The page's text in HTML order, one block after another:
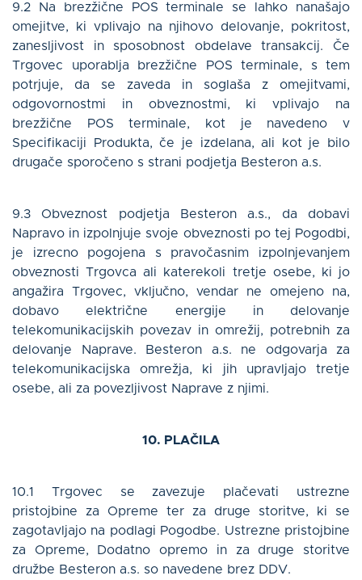
9.2 Na brezžične POS terminale se lahko nanašajo
omejitve, ki vplivajo na njihovo delovanje, pokritost,
zanesljivost in sposobnost obdelave transakcij. Če
Trgovec uporablja brezžične POS terminale, s tem
potrjuje, da se zaveda in soglaša z omejitvami,
odgovornostmi in obveznostmi, ki vplivajo na
brezžične POS terminale, kot je navedeno v
Specifikaciji Produkta, če je izdelana, ali kot je bilo
drugače sporočeno s strani podjetja Besteron a.s.
9.3 Obveznost podjetja Besteron a.s., da dobavi
Napravo in izpolnjuje svoje obveznosti po tej Pogodbi,
je izrecno pogojena s pravočasnim izpolnjevanjem
obveznosti Trgovca ali katerekoli tretje osebe, ki jo
angažira Trgovec, vključno, vendar ne omejeno na,
dobavo električne energije in delovanje
telekomunikacijskih povezav in omrežij, potrebnih za
delovanje Naprave. Besteron a.s. ne odgovarja za
telekomunikacijska omrežja, ki jih upravljajo tretje
osebe, ali za povezljivost Naprave z njimi.
10. PLAČILA
10.1 Trgovec se zavezuje plačevati ustrezne
pristojbine za Opreme ter za druge storitve, ki se
zagotavljajo na podlagi Pogodbe. Ustrezne pristojbine
za Opreme, Dodatno opremo in za druge storitve
družbe Besteron a.s. so navedene brez DDV.